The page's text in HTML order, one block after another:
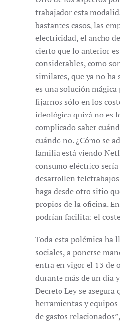
trabajador esta
bastantes casos, las
electricidad, el ancho
cierto que lo anterior
considerables, como
similares, que ya no ha
es una solución mágica
fijarnos sólo en los
ideológica quizá no es
complicado saber
cuándo no. ¿Cómo se
familia está viendo
consumo eléctrico
desarrollen
haga desde otro sitio
propios de la oficina.
podrían facilitar el
Toda esta polémica ha
sociales, a ponerse
entra en vigor el 13 de
durante más de un día
Decreto Ley se
herramientas y
de gastos